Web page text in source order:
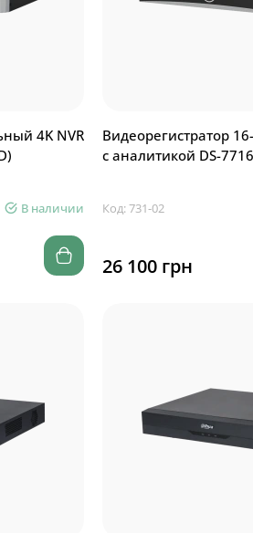
4K NVR
В наличии
Видеорегистратор
с аналитикой DS-
Код: 731-02
26 100 грн